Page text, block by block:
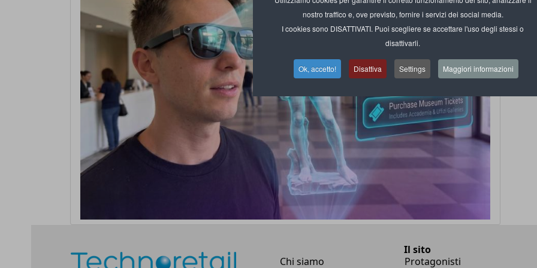
nostro traffico e, ove previsto, fornire i servizi dei social media.
I cookies sono DISATTIVATI. Puoi scegliere se accettare l'uso degli stessi o
disattivarli.
Ok, accetto! Disattiva Settings Maggiori informazioni
Il sito
Chi siamo
Protagonisti